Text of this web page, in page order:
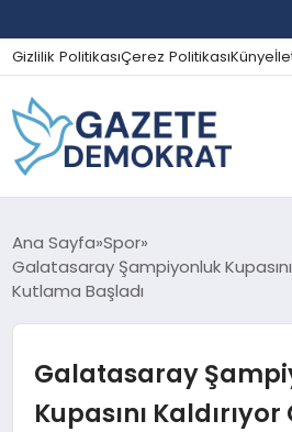
Gizlilik PolitikasıÇerez PolitikasıKünye
GÜNDEM
EKONOMI
SPOR
Ana Sayfa Spor
Galatasaray Şampiyonluk Kupasını
Kutlama Başladı
Galatasaray
Kupasını